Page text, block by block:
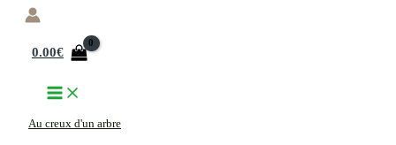
Aller
0.00€
Au creux d'un arbre